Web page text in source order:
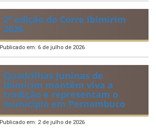
2ª edição do Corre Ibimirim
2026
Publicado em: 6 de julho de 2026
Quadrilhas Juninas de
Ibimirim mantêm viva a
tradição e representam o
munícipio em Pernambuco
Publicado em: 2 de julho de 2026